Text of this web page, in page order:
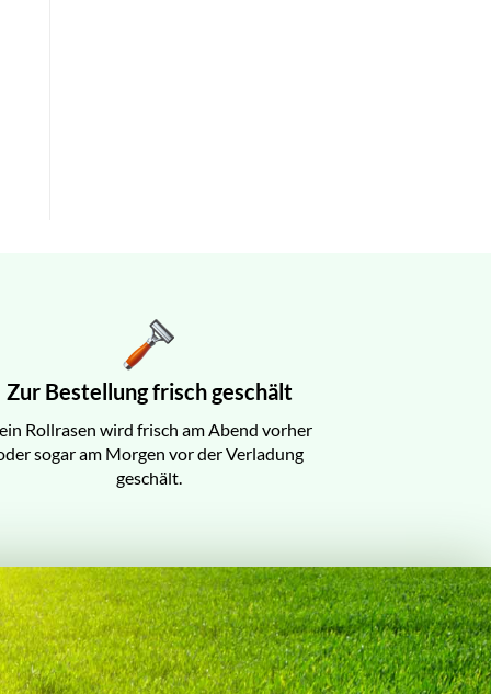
Zur Bestellung frisch geschält
Rollrasen wird frisch am Abend vorher
sogar am Morgen vor der Verladung
geschält.